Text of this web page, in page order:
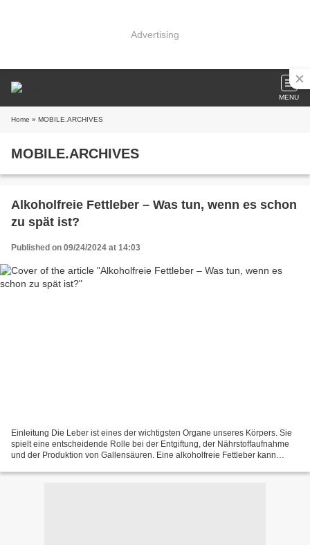
Advertising
MENU
Home » MOBILE.ARCHIVES
MOBILE.ARCHIVES
Alkoholfreie Fettleber – Was tun, wenn es schon
zu spät ist?
Published on 09/24/2024 at 14:03
Einleitung Die Leber ist eines der wichtigsten Organe unseres Körpers. Sie
spielt eine entscheidende Rolle bei der Entgiftung, der Nährstoffaufnahme
und der Produktion von Gallensäuren. Eine alkoholfreie Fettleber kann